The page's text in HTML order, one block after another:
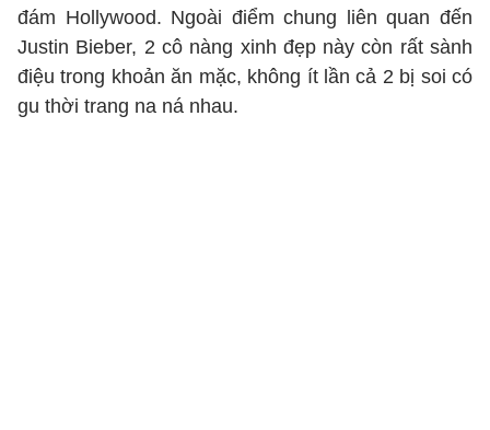
đám Hollywood. Ngoài điểm chung liên quan đến
Justin Bieber, 2 cô nàng xinh đẹp này còn rất sành
điệu trong khoản ăn mặc, không ít lần cả 2 bị soi có
gu thời trang na ná nhau.